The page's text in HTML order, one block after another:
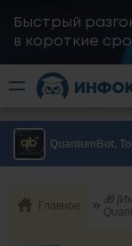
Быстрый
​в короткие
QuantumBot.
Главное
🎁